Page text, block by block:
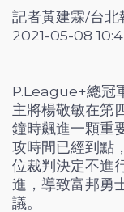
記者黃建霖/台北
2021-05-08
P.League+總冠
主將楊敬敏在第
鐘時飆進一顆重
攻時間已經到點
位裁判決定不進
進，導致富邦勇
議。